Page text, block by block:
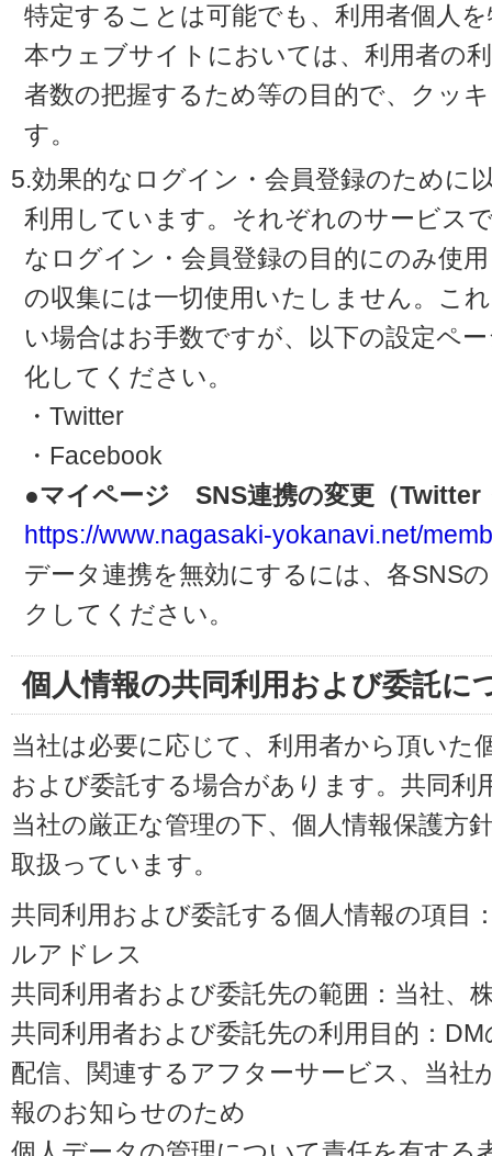
特定することは可能でも、利用者個人
本ウェブサイトにおいては、利用者の
者数の把握するため等の目的で、クッ
す。
5.効果的なログイン・会員登録のために
利用しています。それぞれのサービス
なログイン・会員登録の目的にのみ使
の収集には一切使用いたしません。こ
い場合はお手数ですが、以下の設定ペ
化してください。
・Twitter
・Facebook
●マイページ SNS連携の変更（Twitter
https://www.nagasaki-yokanavi.net/
データ連携を無効にするには、各SNS
クしてください。
個人情報の共同利用および委託に
当社は必要に応じて、利用者から頂いた
および委託する場合があります。共同利
当社の厳正な管理の下、個人情報保護方
取扱っています。
共同利用および委託する個人情報の項目
ルアドレス
共同利用者および委託先の範囲：当社、
共同利用者および委託先の利用目的：
配信、関連するアフターサービス、当社
報のお知らせのため